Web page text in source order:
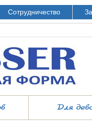
Сотрудничество
Для